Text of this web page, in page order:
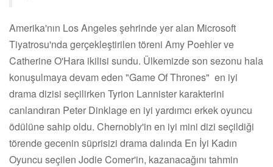
Amerika'nın Los Angeles şehrinde yer alan Microsoft
Tiyatrosu'nda gerçekleştirilen töreni Amy Poehler ve
Catherine O'Hara ikilisi sundu. Ülkemizde son sezonu hala
konuşulmaya devam eden "Game Of Thrones" en iyi
drama dizisi seçilirken Tyrion Lannister karakterini
canlandıran Peter Dinklage en iyi yardımcı erkek oyuncu
ödülüne sahip oldu. Chernobly'in en iyi mini dizi seçildiği
törende gecenin süprisizi drama dalında En İyi Kadın
Oyuncu seçilen Jodie Comer'in, kazanacağını tahmin